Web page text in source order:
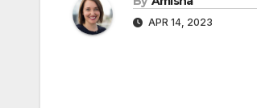
APR 14, 2023